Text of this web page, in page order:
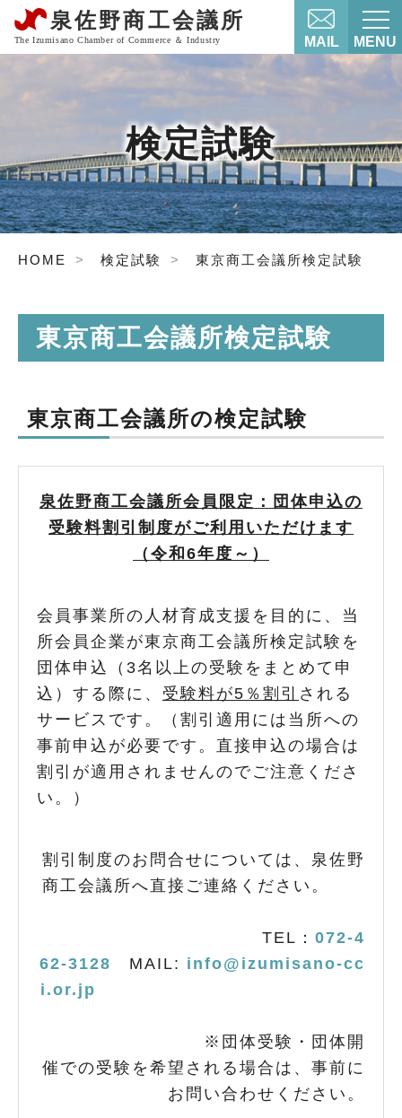
MAIL MENU
検定試験
HOME 検定試験 東京商工会議所検定試験
東京商工会議所検定試験
東京商工会議所の検定試験
泉佐野商工会議所会員限定：団体申込の
受験料割引制度がご利用いただけます
（令和6年度～）
会員事業所の人材育成支援を目的に、当
所会員企業が東京商工会議所検定試験を
団体申込（3名以上の受験をまとめて申
込）する際に、 受験料が5％割引 される
サービスです。（割引適用には当所への
事前申込が必要です。直接申込の場合は
割引が適用されませんのでご注意くださ
い。）
割引制度のお問合せについては、泉佐野
商工会議所へ直接ご連絡ください。
TEL： 072-4
62-3128 MAIL: info@izumisano-cc
i.or.jp
※団体受験・団体開
催での受験を希望される場合は、事前に
お問い合わせください。